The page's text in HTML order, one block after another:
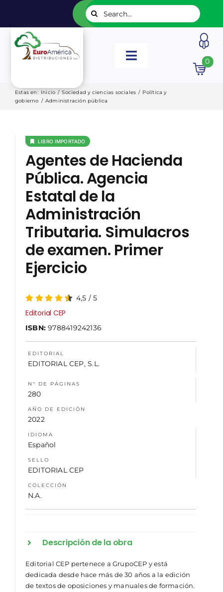
contenido
Buscar:
Toggle
INICIO
EDITORIALES
CATÁLOGOS
LISTADOS
NOSOTROS
0
Estas en: Inicio / Sociedad y ciencias sociales / Política y
gobierno / Administración pública
LIBRO IMPORTADO
Agentes de Hacienda
Pública. Agencia
Estatal de la
Administración
Tributaria. Simulacros
de examen. Primer
Ejercicio
4,5 /5
Editorial CEP
ISBN:9788419242136
EDITORIAL
EDITORIAL CEP, S.L.
N° DE PÁGINAS
280
AÑO DE EDICIÓN
2022
IDIOMA
Español
SELLO
EDITORIAL CEP
COLECCIÓN
N.A.
Descripción de la obra
Editorial CEP pertenece a GrupoCEP y está
dedicada desde hace más de 30 años a la edición
de textos de oposiciones y manuales de formación.